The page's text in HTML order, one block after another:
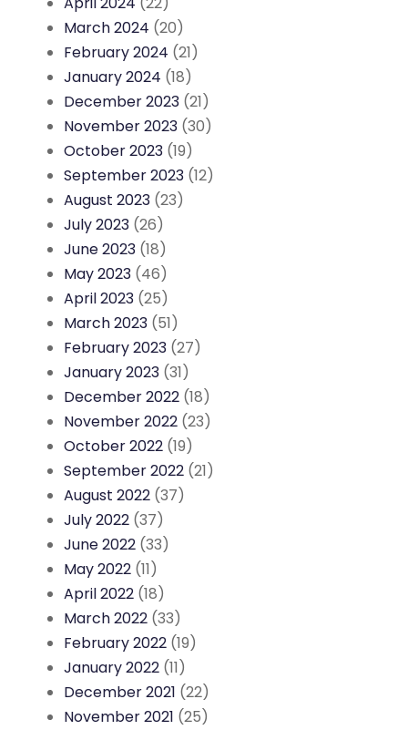
March 2024 (20)
February 2024 (21)
January 2024 (18)
December 2023 (21)
November 2023 (30)
October 2023 (19)
September 2023 (12)
August 2023 (23)
July 2023 (26)
June 2023 (18)
May 2023 (46)
April 2023 (25)
March 2023 (51)
February 2023 (27)
January 2023 (31)
December 2022 (18)
November 2022 (23)
October 2022 (19)
September 2022 (21)
August 2022 (37)
July 2022 (37)
June 2022 (33)
May 2022 (11)
April 2022 (18)
March 2022 (33)
February 2022 (19)
January 2022 (11)
December 2021 (22)
November 2021 (25)